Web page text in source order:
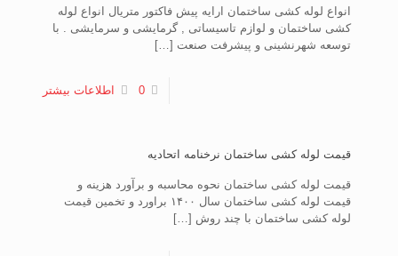
انواع لوله کشی ساختمان ارایه پیش فاکتور متریال انواع لوله
کشی ساختمان و لوازم تاسیساتی , گرمایشی و سرمایشی . با
توسعه شهرنشینی و پیشرفت صنعت […]
0 اطلاعات بیشتر
قیمت لوله کشی ساختمان نرخنامه اتحادیه
قیمت لوله کشی ساختمان نحوه محاسبه و برآورد هزینه و
قیمت لوله کشی ساختمان سال ۱۴۰۰ براورد و تخمین قیمت
لوله کشی ساختمان با چند روش […]